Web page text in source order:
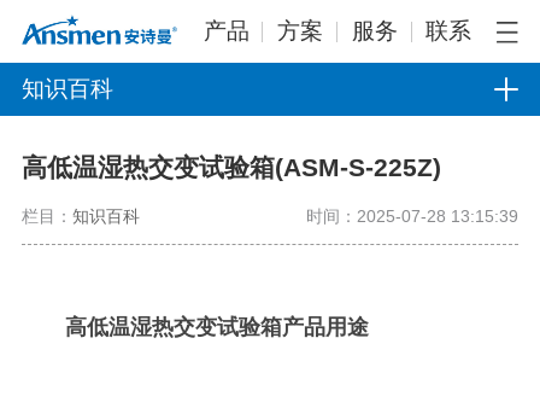
产品 方案 服务 联系
知识百科
高低温湿热交变试验箱(ASM-S-225Z)
栏目： 知识百科 时间：2025-07-28 13:15:39
高低温湿热交变试验箱产品用途